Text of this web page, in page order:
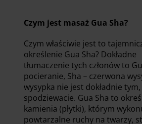
Czym jest masaż Gua Sha?
Czym właściwie jest to
określenie Gua Sha? Dokładne
tłumaczenie tych członów to
pocieranie, Sha – czerwona
wysypka nie jest dokładnie
spodziewacie. Gua Sha to
kamienia (płytki), którym
powtarzalne ruchy na twarzy,